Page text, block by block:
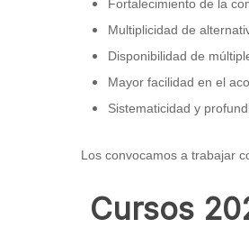
Fortalecimiento de la
Multiplicidad de
Disponibilidad de
Mayor facilidad en el
Sistematicidad y
Los convocamos a trabajar
Cursos